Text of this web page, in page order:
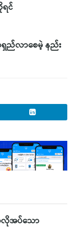
င်
ည်လာစေမဲ့ နည်း
လိုအပ်သော